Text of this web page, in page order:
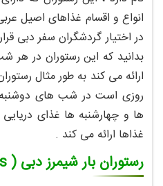
انواع و اقسام غذاهای اصیل
در اختیار گردشگران سفر دبی
بدانید که این رستوران در هر
ارائه می کند به طور مثال
روزی است در شب های
ها و چهارشنبه ها غذای دریایی
غذاها ارائه می کند .
رستوران بار شیمرز دبی ( Shimmers )